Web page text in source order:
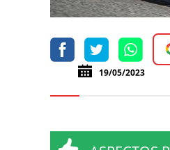
19/05/2023